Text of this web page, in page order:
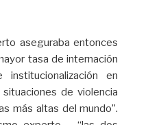
aseguraba entonces
tasa de internación
en
de violencia
más altas del mundo”.